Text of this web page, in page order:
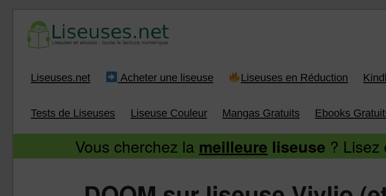
Infos sur les liseuses Kindle, Kobo, Vivlio,
Liseuses.net Acheter une liseuse Liseuses en Réduction
Tests de Liseuses Liseuse Couleur Mangas Gratuits Ebooks
Vous cherchez la meilleure liseuse ? Lisez